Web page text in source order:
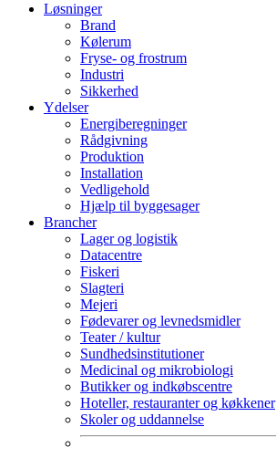
Løsninger
Brand
Kølerum
Fryse- og frostrum
Industri
Sikkerhed
Ydelser
Energiberegninger
Rådgivning
Produktion
Installation
Vedligehold
Hjælp til byggesager
Brancher
Lager og logistik
Datacentre
Fiskeri
Slagteri
Mejeri
Fødevarer og levnedsmidler
Teater / kultur
Sundhedsinstitutioner
Medicinal og mikrobiologi
Butikker og indkøbscentre
Hoteller, restauranter og køkkener
Skoler og uddannelse